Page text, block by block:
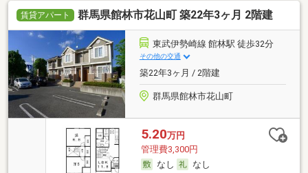
賃貸アパート 群馬県館林市花山町 築22年3ヶ月 2階建
東武伊勢崎線 館林駅 徒歩32分
その他の交通
築22年3ヶ月 / 2階建
群馬県館林市花山町
5.20万円
管理費3,300円
なし
なし